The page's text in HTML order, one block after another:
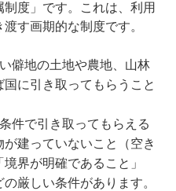
制度」です。これは、利用
す画期的な制度です。
僻地の土地や農地、山林
に引き取ってもらうこと
件で引き取ってもらえる
建っていないこと（空き
界が明確であること」
厳しい条件があります。